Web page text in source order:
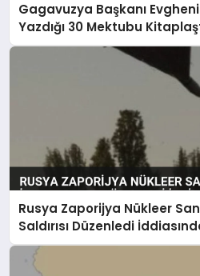
Gagavuzya Başkanı
Yazdığı 30 Mektubu
Rusya Zaporijya Nükleer
Saldırısı Düzenledi